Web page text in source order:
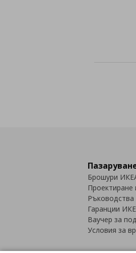
Брошури
Проектиране
Ръководства
Гаранции
Ваучер за
Условия за